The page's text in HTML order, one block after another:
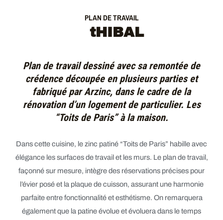
PLAN DE TRAVAIL
tHIBAL
Plan de travail dessiné avec sa remontée de
crédence découpée en plusieurs parties et
fabriqué par Arzinc, dans le cadre de la
rénovation d’un logement de particulier. Les
“Toits de Paris” à la maison.
Dans cette cuisine, le zinc patiné “Toits de Paris” habille avec
élégance les surfaces de travail et les murs. Le plan de travail,
façonné sur mesure, intègre des réservations précises pour
l’évier posé et la plaque de cuisson, assurant une harmonie
parfaite entre fonctionnalité et esthétisme. On remarquera
également que la patine évolue et évoluera dans le temps